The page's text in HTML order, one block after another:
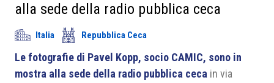
Partner
Progetti
Area riservata
alla sede della radio pubblica ceca
Italia Repubblica Ceca
Le fotografie di Pavel Kopp, socio CAMIC, sono in
mostra alla sede della radio pubblica ceca in via